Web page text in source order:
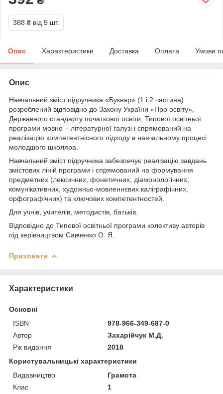
388 ₴ від 5 шт.
Опис Характеристики Доставка Оплата Умови
Опис
Навчальний зміст підручника «Буквар» (1 і 2 частина)
розроблений відповідно до Закону України «Про освіту»,
Державного стандарту початкової освіти, Типової освітньої
програми мовно – літературної галузі і спрямований на
реалізацію компетентнісного підходу в навчальному процесі
молодшого школяра.
Навчальний зміст підручника забезпечує реалізацію завдань
змістових ліній програми і спрямований на формування
предметних (лексичних, фонетичних, діамонологічних,
комунікативних, художньо-мовленнєвих каліграфічних,
орфографічних) та ключових компетентностей.
Для учнів, учителів, методистів, батьків.
Відповідно до Типової освітньої програми колективу авторів
під керівництвом Савченко О. Я.
Приховати
Характеристики
Основні
ISBN
978-966-349-687-0
Автор
Захарійчук М.Д.
Рік видання
2018
Користувальницькі характеристики
Видавництво
Грамота
Клас
1